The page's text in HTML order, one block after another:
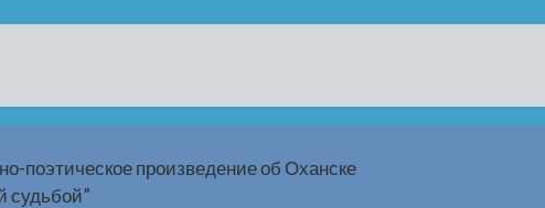
поэтическое произведение об Оханске
судьбой”